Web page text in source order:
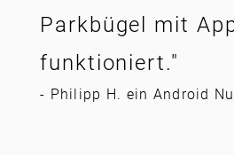
Parkbügel mit
funktioniert."
- Philipp H. ein Android